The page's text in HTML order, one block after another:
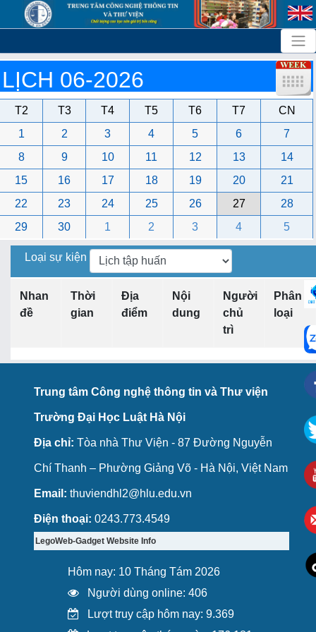
LỊCH 06-2026
T2 T3 T4 T5 T6 T7
CN
1
2 3 4 5 6
7
8
9 10 11 12 13
14
15
16 17 18 19 20
21
22
23 24 25 26 27
28
29
30 1 2 3 4 5
Loại sự kiện
Nhan
đề
Thời
gian
Địa
điểm
Nội
dung
Người
chủ
trì
Phân
loại
Trung tâm Công nghệ thông tin và Thư viện
Trường Đại Học Luật Hà Nội
Địa chỉ: Tòa nhà Thư Viện - 87 Đường Nguyễn
Chí Thanh – Phường Giảng Võ - Hà Nội, Việt Nam
Email: thuviendhl2@hlu.edu.vn
Điện thoại: 0243.773.4549
LegoWeb-Gadget Website Info
Hôm nay: 10 Tháng Tám 2026
Người dùng online: 406
Lượt truy cập hôm nay: 9.369